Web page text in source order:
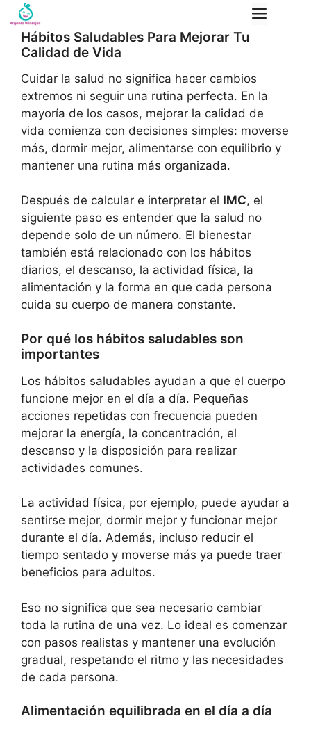
Saltar
contenido
Menú
Hábitos Saludables Para Mejorar Tu
Calidad de Vida
Cuidar la salud no significa hacer cambios
extremos ni seguir una rutina perfecta. En la
mayoría de los casos, mejorar la calidad de
vida comienza con decisiones simples: moverse
más, dormir mejor, alimentarse con equilibrio y
mantener una rutina más organizada.
Después de calcular e interpretar el IMC, el
siguiente paso es entender que la salud no
depende solo de un número. El bienestar
también está relacionado con los hábitos
diarios, el descanso, la actividad física, la
alimentación y la forma en que cada persona
cuida su cuerpo de manera constante.
Por qué los hábitos saludables son
importantes
Los hábitos saludables ayudan a que el cuerpo
funcione mejor en el día a día. Pequeñas
acciones repetidas con frecuencia pueden
mejorar la energía, la concentración, el
descanso y la disposición para realizar
actividades comunes.
La actividad física, por ejemplo, puede ayudar a
sentirse mejor, dormir mejor y funcionar mejor
durante el día. Además, incluso reducir el
tiempo sentado y moverse más ya puede traer
beneficios para adultos.
Eso no significa que sea necesario cambiar
toda la rutina de una vez. Lo ideal es comenzar
con pasos realistas y mantener una evolución
gradual, respetando el ritmo y las necesidades
de cada persona.
Alimentación equilibrada en el día a día